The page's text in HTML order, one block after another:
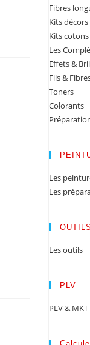
Fibres
Kits
Kits
Les
Effets &
Fils &
Toners
Colorants
Les
Les
OUTILS
Les outils
PLV
PLV & MKT